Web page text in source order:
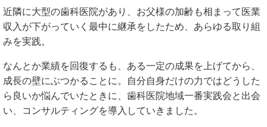
近隣に大型の歯科医院があり、お父様の加齢も相まって医業
収入が下がっていく最中に継承をしたため、あらゆる取り組
みを実践。
なんとか業績を回復するも、ある一定の成果を上げてから、
成長の壁にぶつかることに。自分自身だけの力ではどうした
ら良いか悩んでいたときに、歯科医院地域一番実践会と出会
い、コンサルティングを導入していきました。